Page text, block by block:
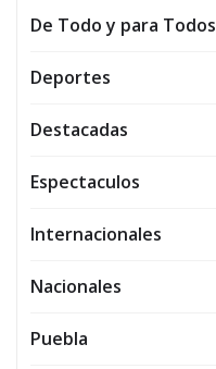
De Todo y para Todos
Deportes
Destacadas
Espectaculos
Internacionales
Nacionales
Puebla